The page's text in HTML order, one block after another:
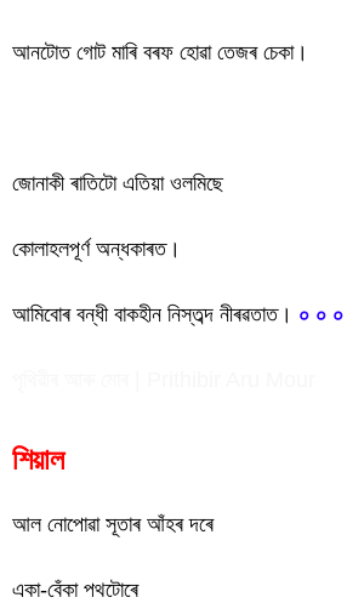
আনটোত গোট মাৰি বৰফ হোৱা তেজৰ চেকা।
জোনাকী ৰাতিটো এতিয়া ওলমিছে
কোলাহলপূৰ্ণ অন্ধকাৰত।
আমিবোৰ বন্ধী বাকহীন নিস্তব্দ নীৰৱতাত। ০ ০ ০
শিয়াল
আল নোপোৱা সূতাৰ আঁহৰ দৰে
একা-বেঁকা পথটোৰে